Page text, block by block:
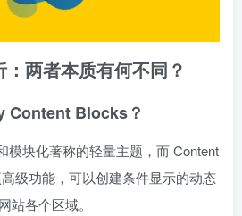
两者本质有何不同？
Content Blocks？
模块化著称的轻量主题，而 Content
级功能，可以创建条件显示的动态
站各个区域。